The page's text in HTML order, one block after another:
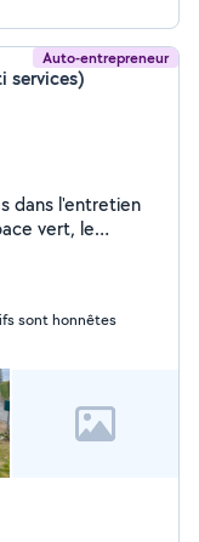
Auto-entrepreneur
services)
dans l'entretien
vert, le
sont honnêtes